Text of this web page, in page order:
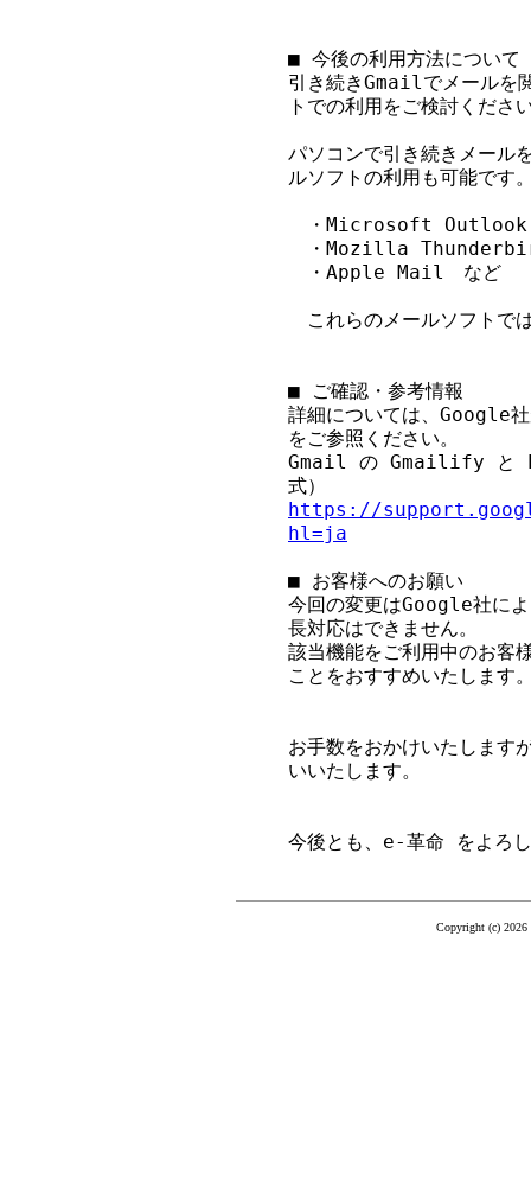
■ 今後の利用方法について
引き続きGmailでメールを
トでの利用をご検討くださ
パソコンで引き続きメール
ルソフトの利用も可能です
・Microsoft Outlook
・Mozilla
・Apple Mail　など
これらのメールソフトで
■ ご確認・参考情報
詳細については、Google
をご参照ください。
Gmail の Gmailify と
https://
hl=ja
■ お客様へのお願い
今回の変更はGoogle社に
長対応はできません。
該当機能をご利用中のお客
ことをおすすめいたします
お手数をおかけいたします
いいたします。
今後とも、e-革命 をよろ
Copyright (c)